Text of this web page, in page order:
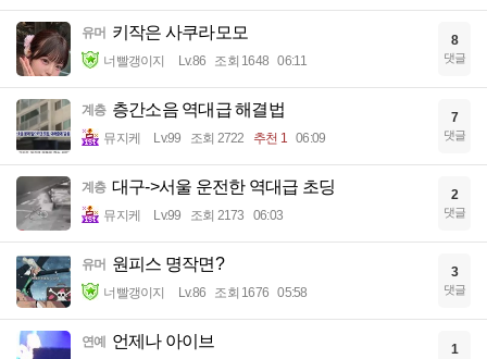
유머 키작은 사쿠라모모
너빨갱이지 Lv.86 조회 1648 06:11
8
댓글
계층 층간소음 역대급 해결법
뮤지케 Lv.99 조회 2722 추천 1 06:09
7
댓글
계층 대구->서울 운전한 역대급 초딩
뮤지케 Lv.99 조회 2173 06:03
2
댓글
유머 원피스 명작면?
너빨갱이지 Lv.86 조회 1676 05:58
3
댓글
연예 언제나 아이브 1